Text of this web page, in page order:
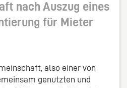
nach Auszug eines
für Mieter
also einer von
genutzten und